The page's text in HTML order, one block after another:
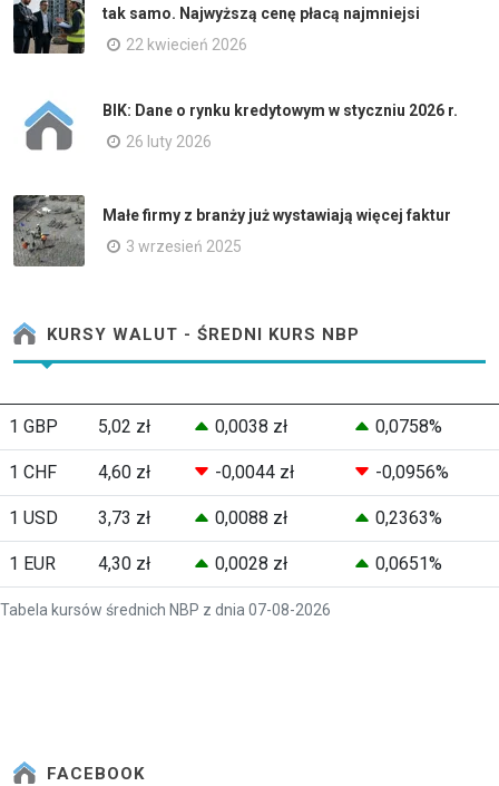
tak samo. Najwyższą cenę płacą najmniejsi
22 kwiecień 2026
BIK: Dane o rynku kredytowym w styczniu 2026 r.
26 luty 2026
Małe firmy z branży już wystawiają więcej faktur
3 wrzesień 2025
KURSY WALUT - ŚREDNI KURS NBP
Tabela kursów średnich NBP z dnia 07-08-2026
1 GBP 5,02 zł 0,0038 zł 0,0758%
1 CHF 4,60 zł -0,0044 zł -0,0956%
1 USD 3,73 zł 0,0088 zł 0,2363%
1 EUR 4,30 zł 0,0028 zł 0,0651%
FACEBOOK